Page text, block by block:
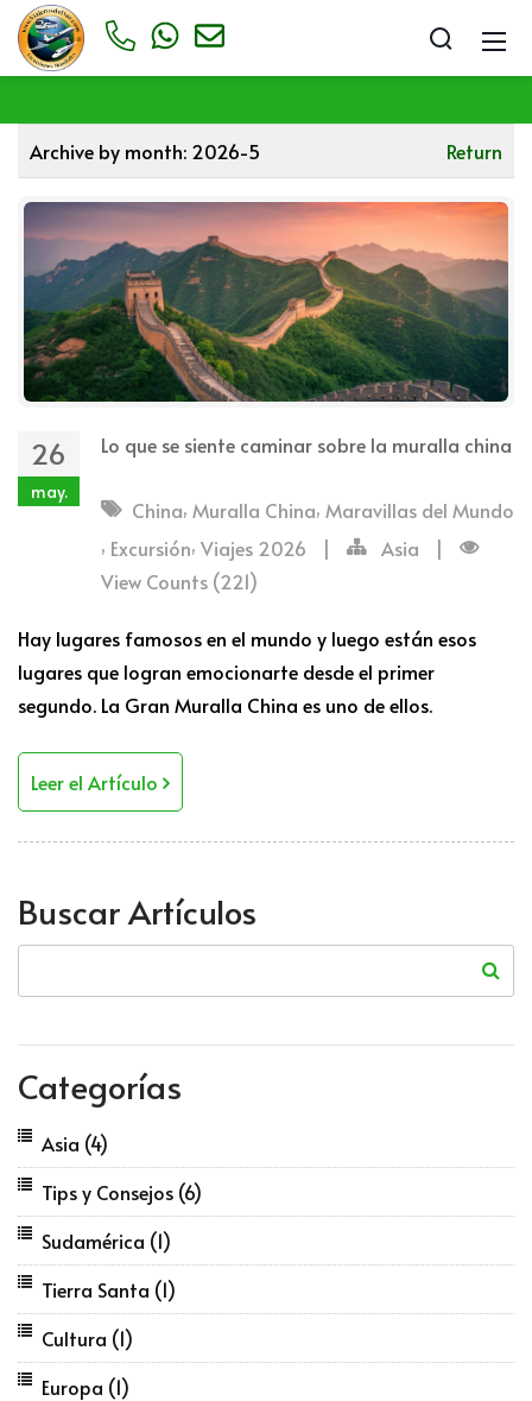
Archive by month: 2026-5 Return
26
may.
Lo que se siente caminar sobre la muralla china
China, Muralla China, Maravillas del Mundo
, Excursión, Viajes 2026 | Asia
|
View Counts (221)
Hay lugares famosos en el mundo y luego están esos
lugares que logran emocionarte desde el primer
segundo. La Gran Muralla China es uno de ellos.
Leer el Artículo
Buscar Artículos
Categorías
Asia (4)
Tips y Consejos (6)
Sudamérica (1)
Tierra Santa (1)
Cultura (1)
Europa (1)